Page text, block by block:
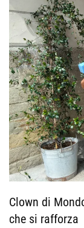
Clown di
che si rafforza